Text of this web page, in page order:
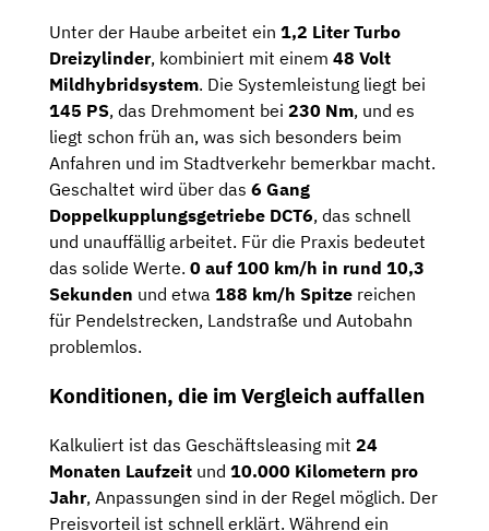
Unter der Haube arbeitet ein 1,2 Liter Turbo
Dreizylinder, kombiniert mit einem 48 Volt
Mildhybridsystem. Die Systemleistung liegt bei
145 PS, das Drehmoment bei 230 Nm, und es
liegt schon früh an, was sich besonders beim
Anfahren und im Stadtverkehr bemerkbar macht.
Geschaltet wird über das 6 Gang
Doppelkupplungsgetriebe DCT6, das schnell
und unauffällig arbeitet. Für die Praxis bedeutet
das solide Werte. 0 auf 100 km/h in rund 10,3
Sekunden und etwa 188 km/h Spitze reichen
für Pendelstrecken, Landstraße und Autobahn
problemlos.
Konditionen, die im Vergleich auffallen
Kalkuliert ist das Geschäftsleasing mit 24
Monaten Laufzeit und 10.000 Kilometern pro
Jahr, Anpassungen sind in der Regel möglich. Der
Preisvorteil ist schnell erklärt. Während ein